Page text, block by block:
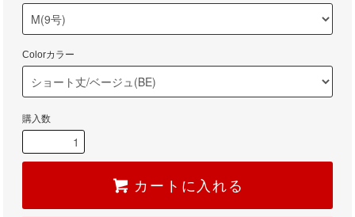
Colorカラー
購入数
カートに入れる